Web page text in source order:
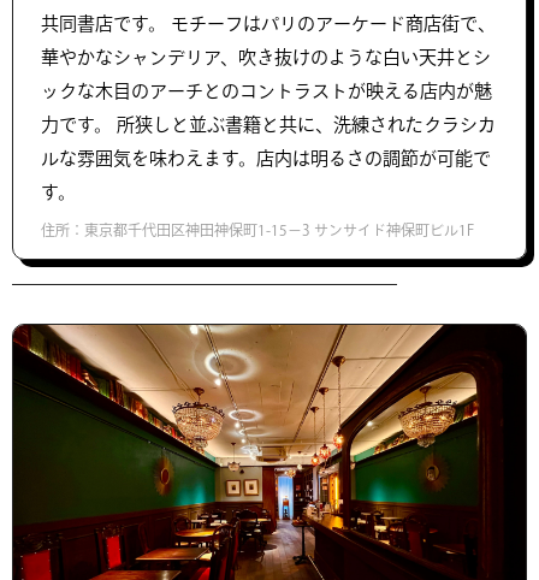
共同書店です。 モチーフはパリのアーケード商店街で、
華やかなシャンデリア、吹き抜けのような白い天井とシ
ックな木目のアーチとのコントラストが映える店内が魅
力です。 所狭しと並ぶ書籍と共に、洗練されたクラシカ
ルな雰囲気を味わえます。店内は明るさの調節が可能で
す。
住所：東京都千代田区神田神保町1-15−3 サンサイド神保町ビル1F